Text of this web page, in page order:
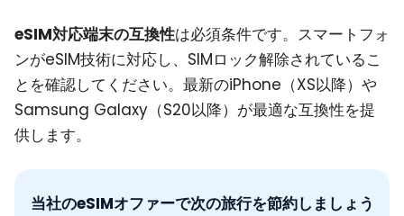
eSIM対応端末の互換性は必須条件です。スマートフォ
ンがeSIM技術に対応し、SIMロック解除されているこ
とを確認してください。最新のiPhone（XS以降）や
Samsung Galaxy（S20以降）が最適な互換性を提
供します。
当社のeSIMオファーで次の旅行を節約しましょう